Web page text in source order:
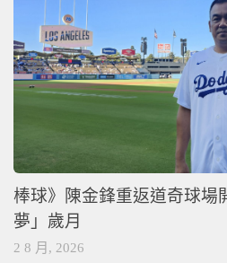
棒球》陳金鋒重返道奇球
夢」歲月
2 8 月, 2026